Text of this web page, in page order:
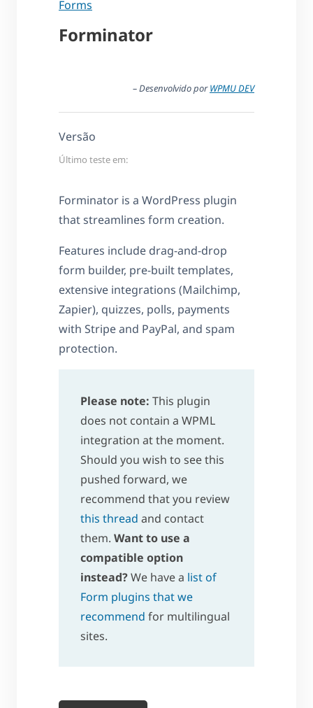
Forms
Forminator
– Desenvolvido porWPMU DEV
Versão
Último teste em:
Forminator is a WordPress plugin
that streamlines form creation.
Features include drag-and-drop
form builder, pre-built templates,
extensive integrations (Mailchimp,
Zapier), quizzes, polls, payments
with Stripe and PayPal, and spam
protection.
Please note: This plugin
does not contain a WPML
integration at the moment.
Should you wish to see this
pushed forward, we
recommend that you review
this thread and contact
them. Want to use a
compatible option
instead?We have a list of
Form plugins that we
recommend for multilingual
sites.